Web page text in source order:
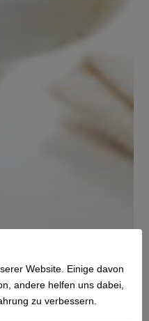
Website. Einige davon
andere helfen uns dabei,
zu verbessern.